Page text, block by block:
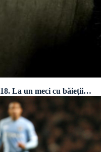
18. La un meci cu băieții…